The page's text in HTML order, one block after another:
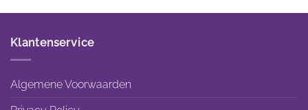
Klantenservice
Algemene Voorwaarden